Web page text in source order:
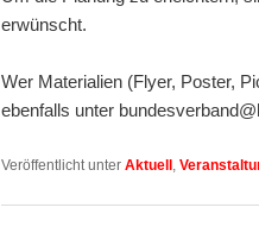
erwünscht.
Wer Materialien (Flyer, Poster,
ebenfalls unter
Veröffentlicht unter Aktuell